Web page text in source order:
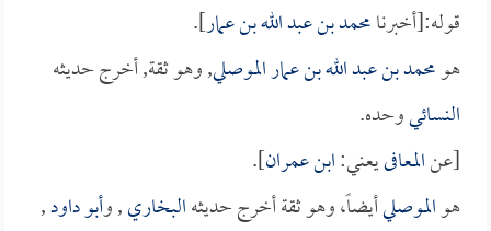
قوله:[أخبرنامحمد بن عبد الله بن عمار].
هومحمد بن عبد الله بن عمار الموصلي, وهو ثقة, أخرج حديثه
النسائيوحده.
[عنالمعافىيعني:ابن عمران].
هوالموصليأيضاً، وهو ثقة أخرج حديثهالبخاري, وأبو داود,